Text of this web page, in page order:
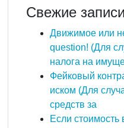
Свежие записи
Движимое или
question! (Для
налога на
Фейковый
иском (Для
средств за
Если стоимость